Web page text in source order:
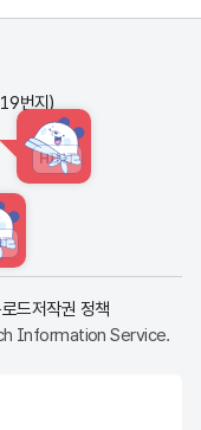
번지)
HINT
드저작권 정책
Information Service.